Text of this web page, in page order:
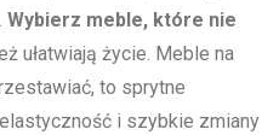
Wybierz meble, które⁤ nie
ułatwiają⁢ życie. Meble na​
to sprytne
i szybkie zmiany